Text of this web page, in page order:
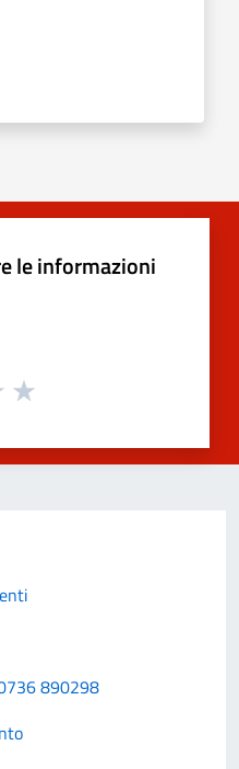
le informazioni
890298